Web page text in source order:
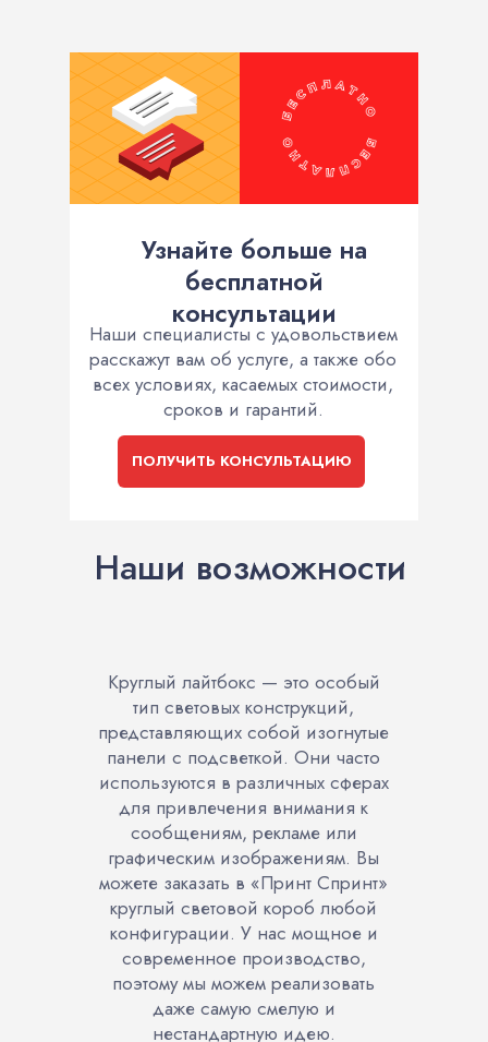
Узнайте больше на
бесплатной
консультации
Наши специалисты с удовольствием
расскажут вам об услуге, а также обо
всех условиях, касаемых стоимости,
сроков и гарантий.
ПОЛУЧИТЬ КОНСУЛЬТАЦИЮ
Наши возможности
Круглый лайтбокс — это особый
тип световых конструкций,
представляющих собой изогнутые
панели с подсветкой. Они часто
используются в различных сферах
для привлечения внимания к
сообщениям, рекламе или
графическим изображениям. Вы
можете заказать в «Принт Спринт»
круглый световой короб любой
конфигурации. У нас мощное и
современное производство,
поэтому мы можем реализовать
даже самую смелую и
нестандартную идею.